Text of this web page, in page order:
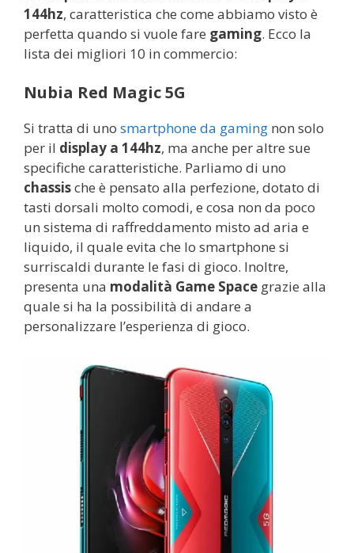
144hz, caratteristica che come abbiamo visto è
perfetta quando si vuole fare gaming. Ecco la
lista dei migliori 10 in commercio:
Nubia Red Magic 5G
Si tratta di uno smartphone da gaming non solo
per il display a 144hz, ma anche per altre sue
specifiche caratteristiche. Parliamo di uno
chassische è pensato alla perfezione, dotato di
tasti dorsali molto comodi, e cosa non da poco
un sistema di raffreddamento misto ad aria e
liquido, il quale evita che lo smartphone si
surriscaldi durante le fasi di gioco. Inoltre,
presenta una modalità Game Space grazie alla
quale si ha la possibilità di andare a
personalizzare l’esperienza di gioco.